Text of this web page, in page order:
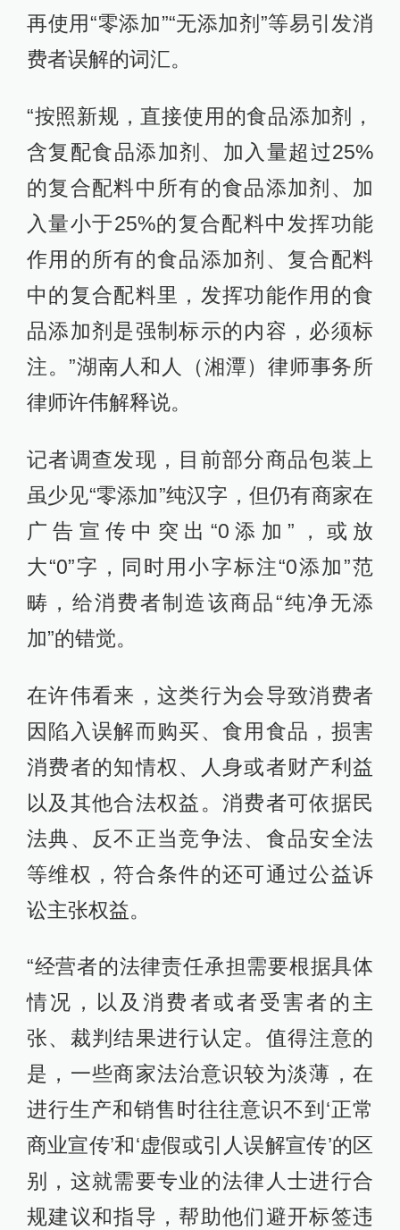
再使用“零添加”“无添加剂”等易引发消
费者误解的词汇。
“按照新规，直接使用的食品添加剂，
含复配食品添加剂、加入量超过25%
的复合配料中所有的食品添加剂、加
入量小于25%的复合配料中发挥功能
作用的所有的食品添加剂、复合配料
中的复合配料里，发挥功能作用的食
品添加剂是强制标示的内容，必须标
注。”湖南人和人（湘潭）律师事务所
律师许伟解释说。
记者调查发现，目前部分商品包装上
虽少见“零添加”纯汉字，但仍有商家在
广告宣传中突出“0添加”，或放
大“0”字，同时用小字标注“0添加”范
畴，给消费者制造该商品“纯净无添
加”的错觉。
在许伟看来，这类行为会导致消费者
因陷入误解而购买、食用食品，损害
消费者的知情权、人身或者财产利益
以及其他合法权益。消费者可依据民
法典、反不正当竞争法、食品安全法
等维权，符合条件的还可通过公益诉
讼主张权益。
“经营者的法律责任承担需要根据具体
情况，以及消费者或者受害者的主
张、裁判结果进行认定。值得注意的
是，一些商家法治意识较为淡薄，在
进行生产和销售时往往意识不到‘正常
商业宣传’和‘虚假或引人误解宣传’的区
别，这就需要专业的法律人士进行合
规建议和指导，帮助他们避开标签违